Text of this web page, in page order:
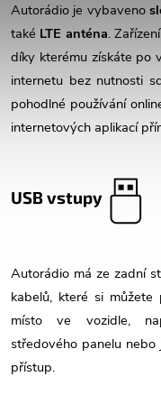
Autorádio je vybaveno
také LTE anténa.
díky kterému získáte po
internetu bez nutnosti
pohodlné používání
internetových aplikací
USB vstupy
Autorádio má ze zadní
kabelů, které si
místo ve vozidle,
středového panelu
přístup.